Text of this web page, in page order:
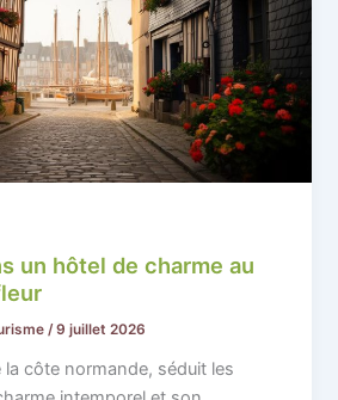
un hôtel de charme au
/9 juillet 2026
la côte normande, séduit les